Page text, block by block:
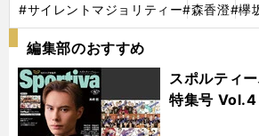
#サイレントマジョリティー#森香澄#欅
編集部のおすすめ
スポルティ
特集号